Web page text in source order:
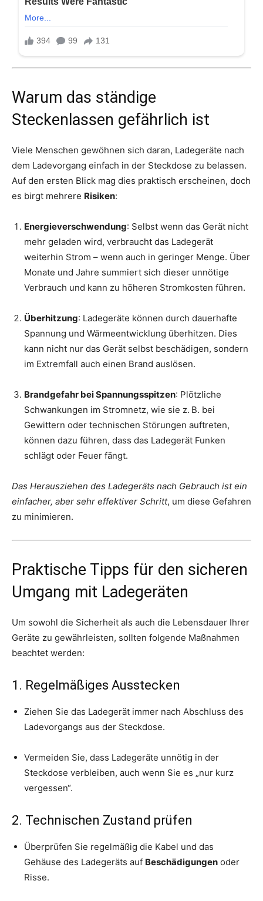
Warum das ständige
Steckenlassen gefährlich ist
Viele Menschen gewöhnen sich daran, Ladegeräte nach
dem Ladevorgang einfach in der Steckdose zu belassen.
Auf den ersten Blick mag dies praktisch erscheinen, doch
es birgt mehrere Risiken:
Energieverschwendung: Selbst wenn das Gerät nicht
mehr geladen wird, verbraucht das Ladegerät
weiterhin Strom – wenn auch in geringer Menge. Über
Monate und Jahre summiert sich dieser unnötige
Verbrauch und kann zu höheren Stromkosten führen.
Überhitzung: Ladegeräte können durch dauerhafte
Spannung und Wärmeentwicklung überhitzen. Dies
kann nicht nur das Gerät selbst beschädigen, sondern
im Extremfall auch einen Brand auslösen.
Brandgefahr bei Spannungsspitzen: Plötzliche
Schwankungen im Stromnetz, wie sie z. B. bei
Gewittern oder technischen Störungen auftreten,
können dazu führen, dass das Ladegerät Funken
schlägt oder Feuer fängt.
Das Herausziehen des Ladegeräts nach Gebrauch ist ein
einfacher, aber sehr effektiver Schritt, um diese Gefahren
zu minimieren.
Praktische Tipps für den sicheren
Umgang mit Ladegeräten
Um sowohl die Sicherheit als auch die Lebensdauer Ihrer
Geräte zu gewährleisten, sollten folgende Maßnahmen
beachtet werden:
1. Regelmäßiges Ausstecken
Ziehen Sie das Ladegerät immer nach Abschluss des
Ladevorgangs aus der Steckdose.
Vermeiden Sie, dass Ladegeräte unnötig in der
Steckdose verbleiben, auch wenn Sie es „nur kurz
vergessen“.
2. Technischen Zustand prüfen
Überprüfen Sie regelmäßig die Kabel und das
Gehäuse des Ladegeräts auf Beschädigungen oder
Risse.